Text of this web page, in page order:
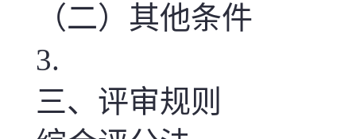
（二）其他条件
3.
三、评审规则